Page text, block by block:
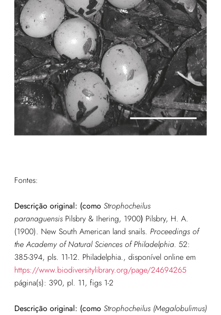
Fontes:
Descrição original: (como Strophocheilus
paranaguensisPilsbry & Ihering, 1900) Pilsbry, H. A.
(1900). New South American land snails. Proceedings of
the Academy of Natural Sciences of Philadelphia. 52:
385-394, pls. 11-12. Philadelphia., disponível online em
https://www.biodiversitylibrary.org/page/24694265
página(s): 390, pl. 11, figs 1-2
Descrição original: (como Strophocheilus (Megalobulimus)